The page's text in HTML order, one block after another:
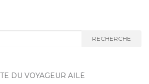
RECHERCHE
DU VOYAGEUR AILÉ